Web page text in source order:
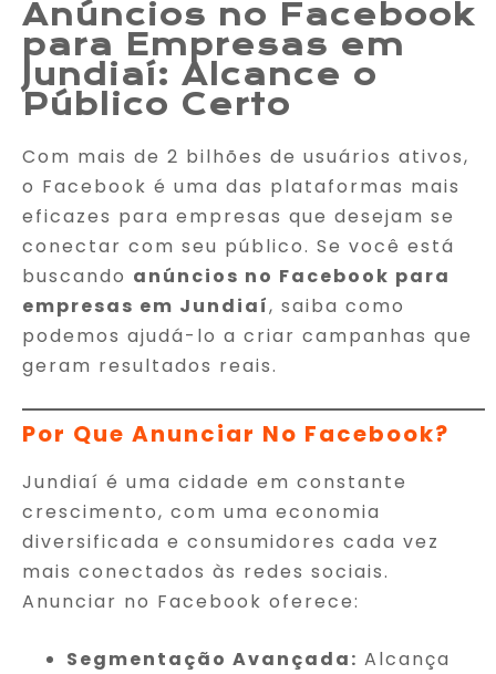
Anúncios no Facebook
para Empresas em
Jundiaí: Alcance o
Público Certo
Com mais de 2 bilhões de usuários ativos,
o Facebook é uma das plataformas mais
eficazes para empresas que desejam se
conectar com seu público. Se você está
buscando anúncios no Facebook para
empresas em Jundiaí, saiba como
podemos ajudá-lo a criar campanhas que
geram resultados reais.
Por Que Anunciar No Facebook?
Jundiaí é uma cidade em constante
crescimento, com uma economia
diversificada e consumidores cada vez
mais conectados às redes sociais.
Anunciar no Facebook oferece:
Segmentação Avançada: Alcança